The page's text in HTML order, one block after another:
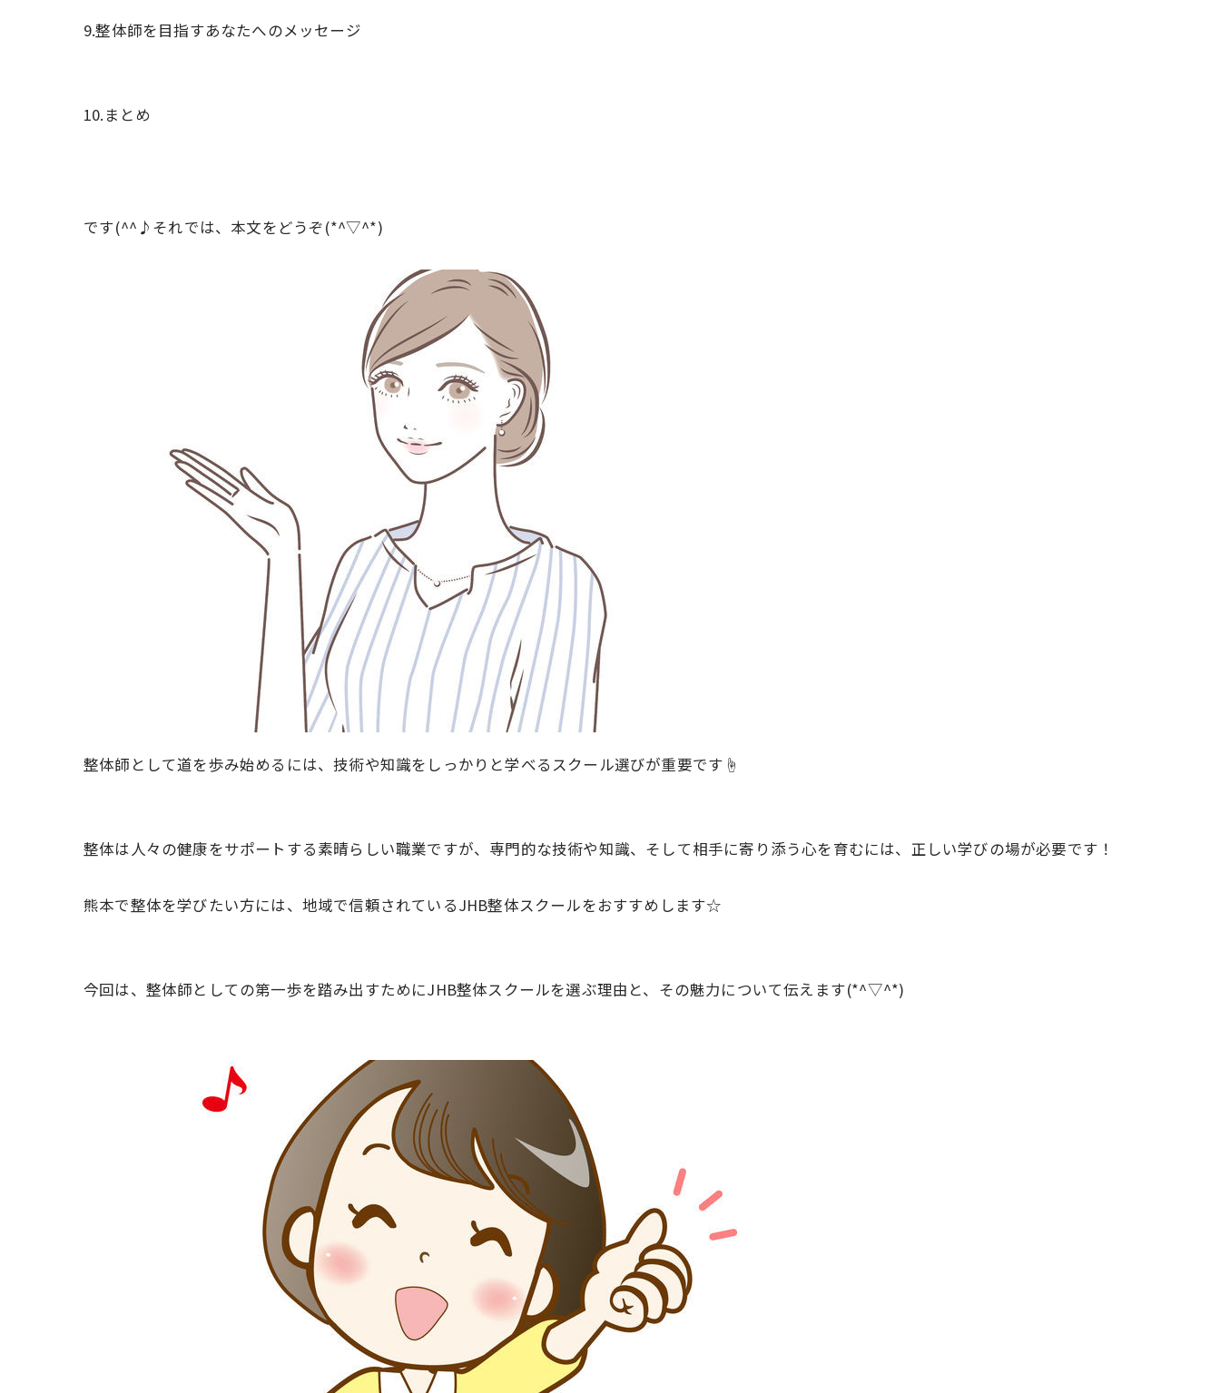
9.整体師を目指すあなたへのメッセージ
10.まとめ
です(^^♪それでは、本文をどうぞ(*^▽^*)
整体師として道を歩み始めるには、技術や知識をしっかりと学べるスクール選びが重要です☝
整体は人々の健康をサポートする素晴らしい職業ですが、専門的な技術や知識、そして相手に寄り添う心を育むには、正しい学びの場が必要です！
熊本で整体を学びたい方には、地域で信頼されているJHB整体スクールをおすすめします☆
今回は、整体師としての第一歩を踏み出すためにJHB整体スクールを選ぶ理由と、その魅力について伝えます(*^▽^*)
資料請求・お問い合わせ